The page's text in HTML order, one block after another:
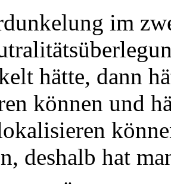
im
hätte, dann
können und
deshalb hat